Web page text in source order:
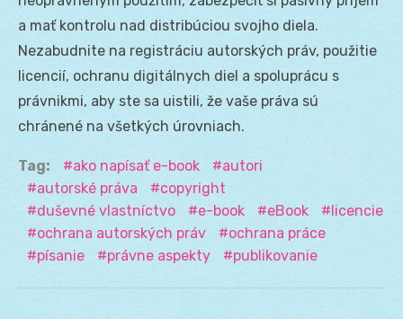
a mať kontrolu nad distribúciou svojho diela.
Nezabudnite na registráciu autorských práv, použitie
licencií, ochranu digitálnych diel a spoluprácu s
právnikmi, aby ste sa uistili, že vaše práva sú
chránené na všetkých úrovniach.
Tag: ako napísať e-book
autori
autorské práva
copyright
duševné vlastníctvo
e-book eBook
licencie
ochrana autorských práv
ochrana práce
písanie
právne aspekty publikovanie